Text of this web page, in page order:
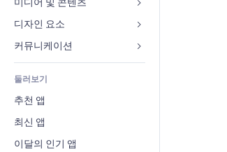
사이트 목록
이메일
판매 버튼
회계
쿠폰 및 로열티
창고 서비스
이벤트
음식점
부동산
예약
갤러리
뮤직
팟캐스트
사진
동영상
PDF
파일 공유
디자인 요소
지도 및 내비게이션
개인정보 및 보안
시계
페이지 템플릿
이미지 효과
버튼 & 메뉴
양식
블로그
설문
채팅
메모
둘러보기
추천 앱
최신 앱
이달의 인기 앱